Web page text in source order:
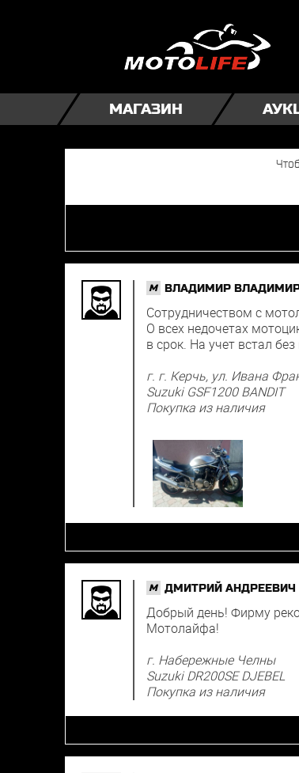
МАГАЗИН
M ВЛАДИМИР
Сотрудничеством с
О всех недочетах
в срок. На учет встал
г. г. Керчь, ул. Ивана
Suzuki GSF1200 BANDIT
Покупка из наличия
M ДМИТРИЙ АНДРЕЕВИЧ
Добрый день! Фирму
Мотолайфа!
г. Набережные Челны
Suzuki DR200SE DJEBEL
Покупка из наличия